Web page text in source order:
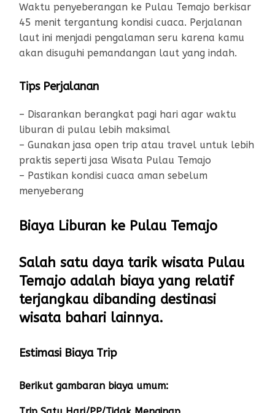
Waktu penyeberangan ke Pulau Temajo berkisar
45 menit tergantung kondisi cuaca. Perjalanan
laut ini menjadi pengalaman seru karena kamu
akan disuguhi pemandangan laut yang indah.
Tips Perjalanan
– Disarankan berangkat pagi hari agar waktu
liburan di pulau lebih maksimal
– Gunakan jasa open trip atau travel untuk lebih
praktis seperti jasa Wisata Pulau Temajo
– Pastikan kondisi cuaca aman sebelum
menyeberang
Biaya Liburan ke Pulau Temajo
Salah satu daya tarik wisata Pulau
Temajo adalah biaya yang relatif
terjangkau dibanding destinasi
wisata bahari lainnya.
Estimasi Biaya Trip
Berikut gambaran biaya umum: